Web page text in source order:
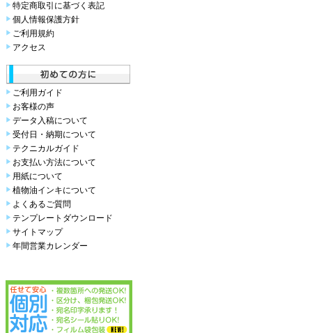
特定商取引に基づく表記
個人情報保護方針
ご利用規約
アクセス
ご利用ガイド
お客様の声
データ入稿について
受付日・納期について
テクニカルガイド
お支払い方法について
用紙について
植物油インキについて
よくあるご質問
テンプレートダウンロード
サイトマップ
年間営業カレンダー